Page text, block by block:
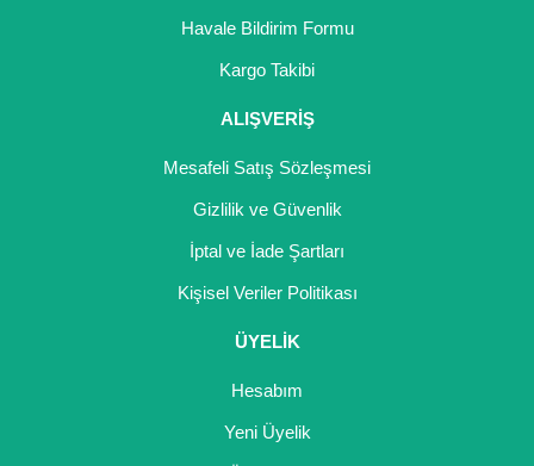
Havale Bildirim Formu
Kargo Takibi
ALIŞVERİŞ
Mesafeli Satış Sözleşmesi
Gizlilik ve Güvenlik
İptal ve İade Şartları
Kişisel Veriler Politikası
ÜYELİK
Hesabım
Yeni Üyelik